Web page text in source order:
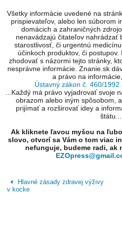
Všetky informácie uvedené na
prispievateľov, alebo len súborom
domácich a zahraničných
nenavádzajú čitateľov nahrádzať
starostlivosť, či urgentnú
účinkoch produktov, či
zhodovať s názormi tejto stránky,
nesprávne informácie. Znanie.sk
a právo na
Ústavný zákon č. 460/1992
...Každý má právo vyjadrovať svoje
obrazom alebo iným spôsobom,
prijímať a rozširovať idey a
štátu...
Ak kliknete ľavou myšou na
slovo, otvorí sa Vám o tom viac
nefunguje, budeme radi, ak
Hlavné zásady zdravej výživy
v kocke